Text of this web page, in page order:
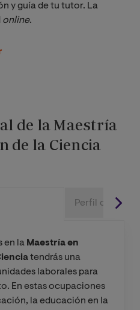
y guía de tu tutor. La
online.
de la Maestría
de la Ciencia
Perfil del
en la Maestría en
tendrás una
laborales para
En estas ocupaciones
la educación en la